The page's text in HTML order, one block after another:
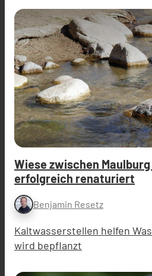
Wiese zwischen
erfolgreich renaturiert
Benjamin Resetz
Kaltwasserstellen helfen
wird bepflanzt